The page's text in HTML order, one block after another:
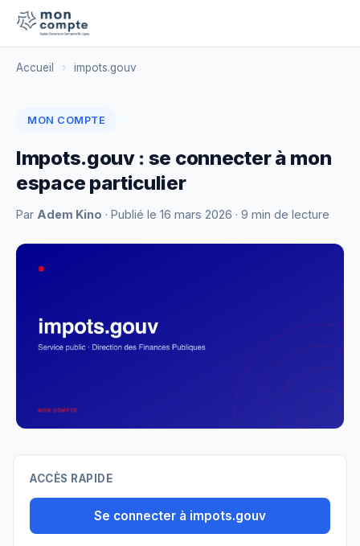
Accueil › impots.gouv
MON COMPTE
Impots.gouv : se connecter à mon
espace particulier
Par Adem Kino · Publié le 16 mars 2026 · 9 min de lecture
ACCÈS RAPIDE
Se connecter à impots.gouv